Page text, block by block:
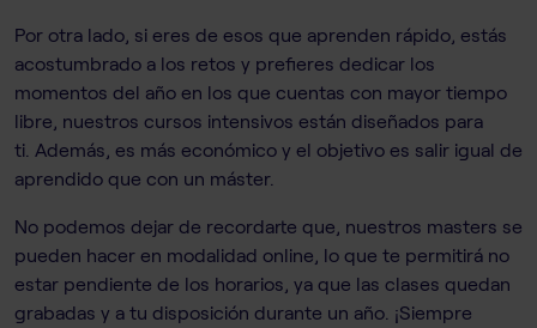
Por otra lado, si eres de esos que aprenden rápido, estás
acostumbrado a los retos y prefieres dedicar los
momentos del año en los que cuentas con mayor tiempo
libre, nuestros cursos intensivos están diseñados para
ti. Además, es más económico y el objetivo es salir igual de
aprendido que con un máster.
No podemos dejar de recordarte que, nuestros masters se
pueden hacer en modalidad online, lo que te permitirá no
estar pendiente de los horarios, ya que las clases quedan
grabadas y a tu disposición durante un año. ¡Siempre